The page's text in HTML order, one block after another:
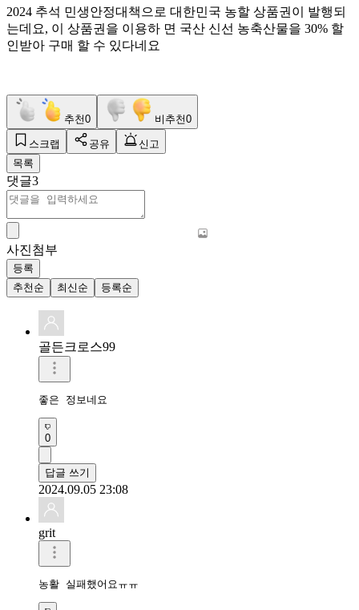
2024 추석 민생안정대책으로 대한민국 농할 상품권이 발행되
는데요, 이 상품권을 이용하 면 국산 신선 농축산물을 30% 할
인받아 구매 할 수 있다네요
추천0 비추천0
스크랩 공유
신고
목록
댓글3
사진첨부
등록
추천순
최신순 등록순
골든크로스99
좋은 정보네요
0
답글 쓰기
2024.09.05 23:08
grit
농활 실패했어요ㅠㅠ